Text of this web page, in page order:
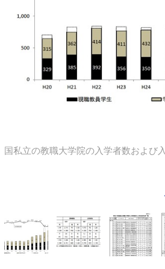
国私立の教職大学院の入学者数および